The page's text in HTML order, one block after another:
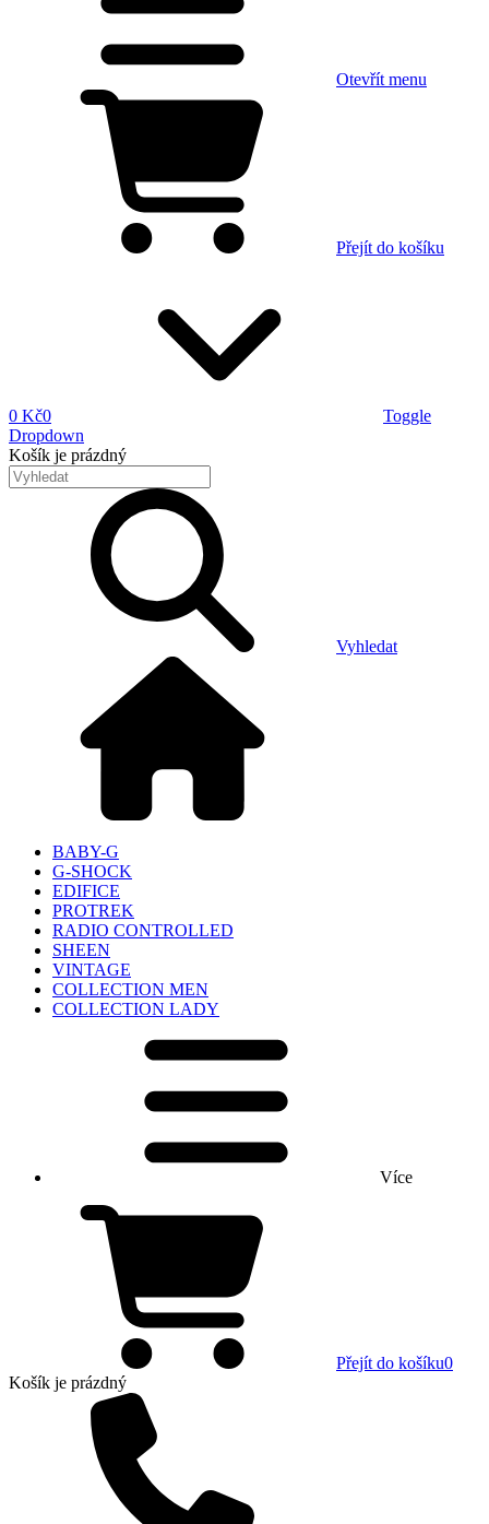
Otevřít menu
Přejít do košíku
0 Kč0
Toggle
Dropdown
Košík je prázdný
Vyhledat
BABY-G
G-SHOCK
EDIFICE
PROTREK
RADIO CONTROLLED
SHEEN
VINTAGE
COLLECTION MEN
COLLECTION LADY
Více
Přejít do košíku0
Košík je prázdný